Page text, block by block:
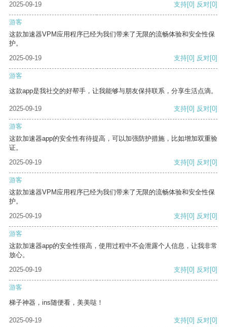
2025-09-19 支持[0] 反对[0]
游客
这款加速器VPM应用程序已经为我们带来了无限的流畅体验和安全性保
护。
2025-09-19
支持[0] 反对[0]
游客
这款app是我社交的好帮手，让我能够与朋友保持联系，分享生活点滴。
2025-09-19 支持[0] 反对[0]
游客
这款加速器app的安全性有待提高，可以加强防护措施，比如增加双重验
证。
2025-09-19
支持[0] 反对[0]
游客
这款加速器VPM应用程序已经为我们带来了无限的流畅体验和安全性保
护。
2025-09-19
支持[0] 反对[0]
游客
这款加速器app的安全性很高，使用过程中不会泄露个人信息，让我非常
放心。
2025-09-19
支持[0] 反对[0]
游客
梯子神器，ins随便看，美美哒！
2025-09-19 支持[0] 反对[0]